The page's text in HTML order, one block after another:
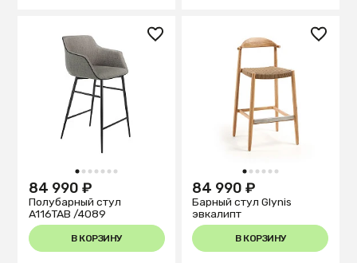
1 2 3 4 5 6 7
84 990 ₽
Полубарный стул
A116TAB /4089
В КОРЗИНУ
1 2 3 4 5 6
84 990 ₽
Барный стул Glynis
эвкалипт
В КОРЗИНУ